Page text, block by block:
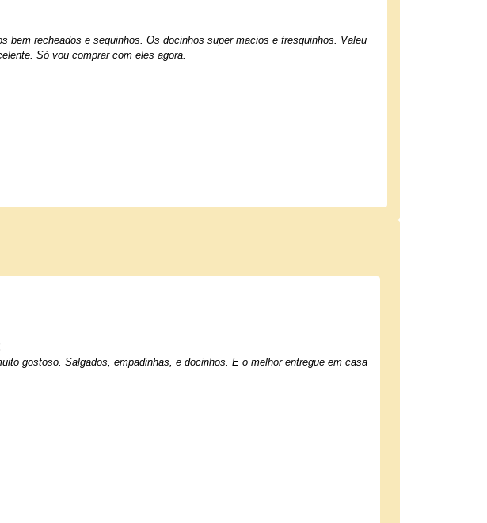
bem recheados e sequinhos. Os docinhos super macios e fresquinhos. Valeu
Só vou comprar com eles agora.
gostoso. Salgados, empadinhas, e docinhos. E o melhor entregue em casa